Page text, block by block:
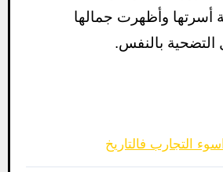
أسرتها وأظهرت جمالها
التضحية بالنفس.
التجارب فالتاريخ